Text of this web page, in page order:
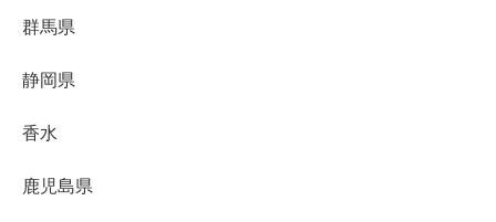
群馬県
静岡県
香水
鹿児島県